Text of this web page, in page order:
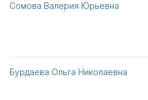
Сомова Валерия Юрьевна
Бурдаева Ольга Николаевна